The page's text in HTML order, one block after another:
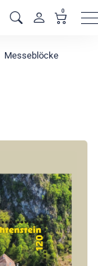
0
Messeblöcke